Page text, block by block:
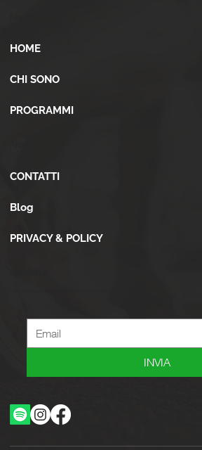
HOME
CHI SONO
PROGRAMMI
CONTATTI
Blog
PRIVACY & POLICY
INVIA